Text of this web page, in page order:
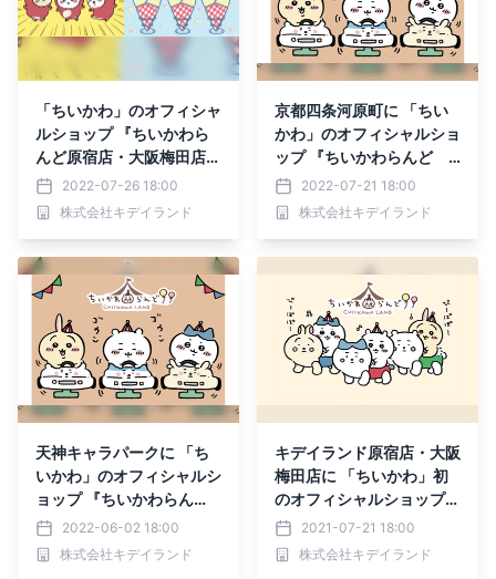
「ちいかわ」のオフィシャ
ルショップ 『ちいかわら
んど原宿店・大阪梅田店』
1周年おめでとうフェ
ア！！ 2022年8月5日(金)
～
2022-07-26 18:00
株式会社キデイランド
京都四条河原町に 「ちい
かわ」のオフィシャルショ
ップ 『ちいかわらんど
京都四条河原町店』！！ 2
022年7月29日(金)グラン
ドオープン
2022-07-21 18:00
株式会社キデイランド
天神キャラパークに 「ち
いかわ」のオフィシャルシ
ョップ 『ちいかわらん
ど 福岡パルコ店』！！ 2
022年6月11日(土)グラン
ドオープン
2022-06-02 18:00
株式会社キデイランド
キデイランド原宿店・大阪
梅田店に 「ちいかわ」初
のオフィシャルショップ
『ちいかわらんど』！！ 2
021年8月7日(土)グランド
オープン
2021-07-21 18:00
株式会社キデイランド